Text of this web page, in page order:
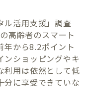
ル活用支援」調査
高齢者のスマート
年から8.2ポイント
ンショッピングやキ
利用は依然として低
分に享受できていな